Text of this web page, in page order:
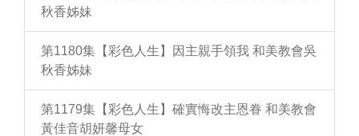
秋香姊妹
第1180集【彩色人生】因主親手領我 和美教會吳
秋香姊妹
第1179集【彩色人生】確實悔改主恩眷 和美教會
黃佳音胡妍馨母女